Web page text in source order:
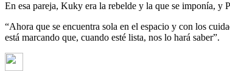
En esa pareja, Kuky era la rebelde y la que se imponía, y
“Ahora que se encuentra sola en el espacio y con los
está marcando que, cuando esté lista, nos lo hará saber”.